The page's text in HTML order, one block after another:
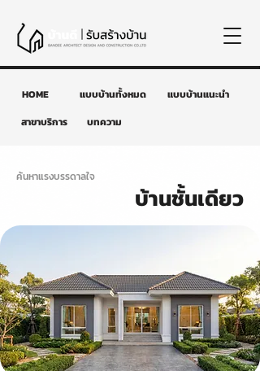
HOME แบบบ้านทั้งหมด
แบบบ้านแนะนำ
สาขาบริการ
บทความ
ค้นหาแรงบรรดาลใจ
บ้านชั้นเดียว